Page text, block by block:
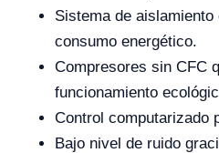
Sistema de
consumo energético.
Compresores sin CFC
funcionamiento
Control computarizado
Bajo nivel de ruido